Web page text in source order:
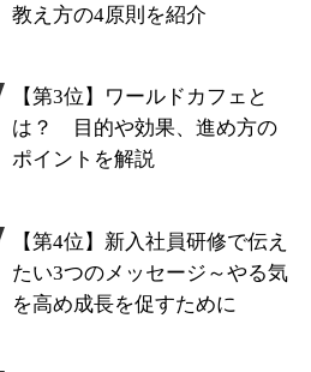
教え方の4原則を紹介
【第3位】ワールドカフェと
は？ 目的や効果、進め方の
ポイントを解説
【第4位】新入社員研修で伝え
たい3つのメッセージ～やる気
を高め成長を促すために